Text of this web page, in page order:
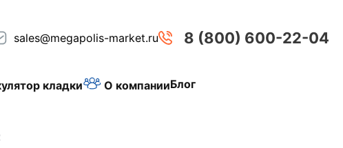
sales@megapolis-market.ru 8 (800) 600-22-04
кладки О компанииБлог